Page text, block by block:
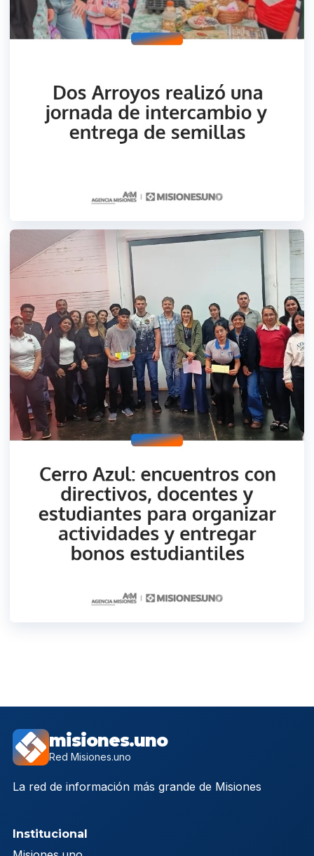
misiones.uno
Red Misiones.uno
La red de información más grande de Misiones
Institucional